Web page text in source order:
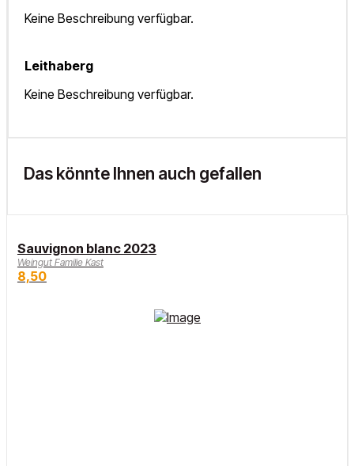
Keine Beschreibung verfügbar.
Leithaberg
Keine Beschreibung verfügbar.
Das könnte Ihnen auch gefallen
Sauvignon blanc 2023
Weingut Familie Kast
8,50